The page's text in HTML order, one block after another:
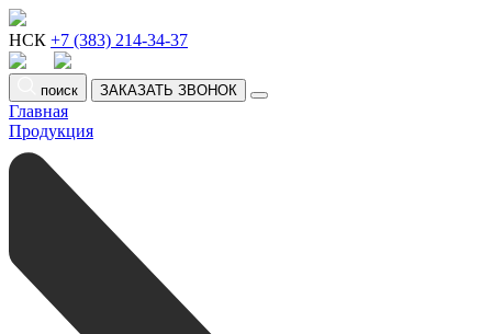
НСК +7 (383) 214-34-37
поиск ЗАКАЗАТЬ ЗВОНОК
Главная
Продукция